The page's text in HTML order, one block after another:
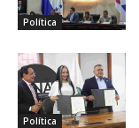
Política
Política